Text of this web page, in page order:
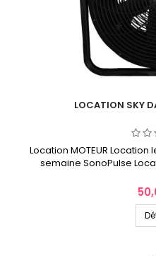
LOCATION SKY
Location MOTEUR
semaine SonoPulse
Prix